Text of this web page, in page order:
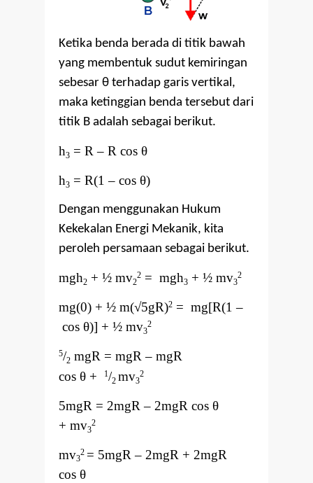
Ketika benda berada di titik bawah
yang membentuk sudut kemiringan
sebesar θ terhadap garis vertikal,
maka ketinggian benda tersebut dari
titik B adalah sebagai berikut.
h3 = R– R cos θ
h3 = R(1– cos θ)
Dengan menggunakan Hukum
Kekekalan Energi Mekanik, kita
peroleh persamaan sebagai berikut.
mgh2 + ½ mv2
2 = mgh3 + ½ mv3
2
mg(0) + ½ m(√5gR)2 = mg[R(1–
cos θ)] + ½ mv3
2
5/2 mgR = mgR– mgR
cos θ + 1/2 mv3
2
5mgR = 2mgR– 2mgR cos θ
+ mv3
2
mv3
2 = 5mgR– 2mgR + 2mgR
cos θ